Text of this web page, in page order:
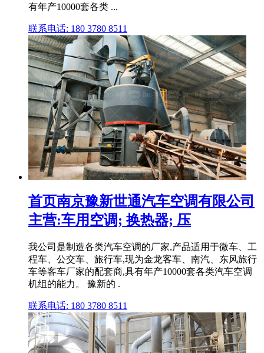
有年产10000套各类 ...
联系电话: 180 3780 8511
首页南京豫新世通汽车空调有限公司
主营:车用空调; 换热器; 压
我公司是制造各类汽车空调的厂家,产品适用于微车、工
程车、公交车、旅行车,现为金龙客车、南汽、东风旅行
车等客车厂家的配套商,具有年产10000套各类汽车空调
机组的能力。 豫新的 .
联系电话: 180 3780 8511